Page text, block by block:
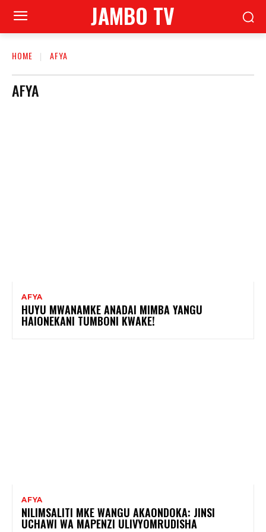
JAMBO TV
HOME AFYA
AFYA
AFYA
HUYU MWANAMKE ANADAI MIMBA YANGU
HAIONEKANI TUMBONI KWAKE!
AFYA
NILIMSALITI MKE WANGU AKAONDOKA: JINSI
UCHAWI WA MAPENZI ULIVYOMRUDISHA